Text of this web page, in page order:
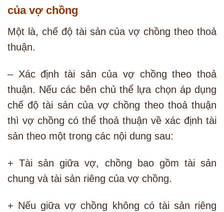
của vợ chồng
Một là, chế độ tài sản của vợ chồng theo thoả
thuận.
– Xác định tài sản của vợ chồng theo thoả
thuận. Nếu các bên chủ thể lựa chọn áp dụng
chế độ tài sản của vợ chồng theo thoả thuận
thì vợ chồng có thể thoả thuận về xác định tài
sản theo một trong các nội dung sau:
+ Tài sản giữa vợ, chồng bao gồm tài sản
chung và tài sản riêng của vợ chồng.
+ Nếu giữa vợ chồng không có tài sản riêng